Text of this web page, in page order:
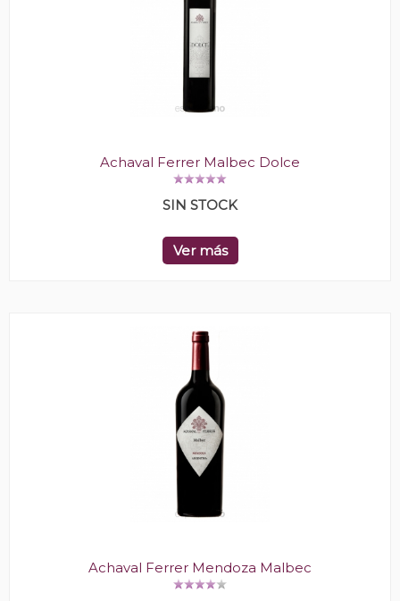
Achaval Ferrer Malbec Dolce
SIN STOCK
Ver más
Achaval Ferrer Mendoza Malbec